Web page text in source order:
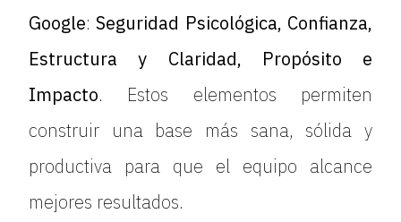
Google:Seguridad Psicológica, Confianza,
Estructura y Claridad, Propósito e
Impacto. Estos elementos permiten
construir una base más sana, sólida y
productiva para que el equipo alcance
mejores resultados.